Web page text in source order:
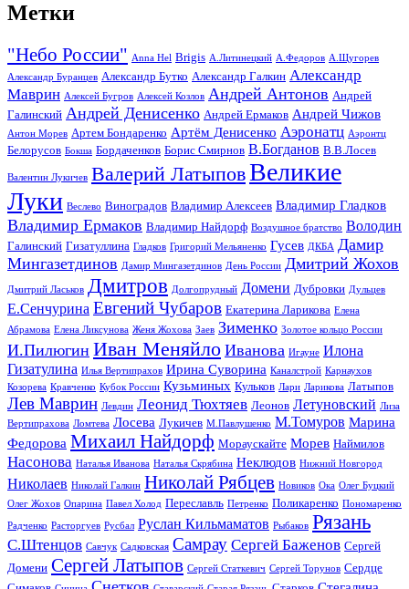
Метки
"Небо России" Anna Hel Brigis А.Литинецкий А.Федоров А.Щугорев
Александр Буранцев Александр Бутко Александр Галкин Александр
Маврин Алексей Бугров Алексей Козлов Андрей Антонов Андрей
Галинский Андрей Денисенко Андрей Ермаков Андрей Чижов
Антон Морев Артем Бондаренко Артём Денисенко Аэронатц Аэронтц
Белорусов Бокша Бордаченков Борис Смирнов В.Богданов В.В.Лосев
Валентин Лукичев Валерий ЛатыповВеликие
Луки Веслево Виноградов Владимир Алексеев Владимир Гладков
Владимир Ермаков Владимир Найдорф Воздушное братство Володин
Галинский Гизатуллина Гладков Григорий Мельяненко Гусев ДКБА Дамир
Мингазетдинов Дамир Мингазетдинов День России Дмитрий Жохов
Дмитрий Ласьков Дмитров Долгопрудный Домени Дубровки Дульцев
Е.Сенчурина Евгений Чубаров Екатерина Ларикова Елена
Абрамова Елена Ликсунова Женя Жохова Заев Зименко Золотое кольцо России
И.Пилюгин Иван Меняйло Иванова Игауне Илона
Гизатулина Илья Вертипрахов Ирина Суворина Каналстрой Карнаухов
Козорева Кравченко Кубок России Кузьминых Кульков Лари Ларикова Латыпов
Лев Маврин Левдин Леонид Тюхтяев Леонов Летуновский Лиза
Вертипрахова Ломтева Лосева Лукичев М.Павлушенко М.Томуров Марина
Федорова Михаил Найдорф Мораускайте Морев Наймилов
Насонова Наталья Иванова Наталья Скрябина Неклюдов Нижний Новгород
Николаев Николай Галкин Николай Рябцев Новиков Ока Олег Буцкий
Олег Жохов Опарина Павел Холод Переславль Петренко Поликаренко Пономаренко
Радченко Расторгуев Русбал Руслан Кильмаматов Рыбаков Рязань
С.Штенцов Савчук Садковская Самрау Сергей Баженов Сергей
Домени Сергей Латыпов Сергей Статкевич Сергей Торунов Сердце